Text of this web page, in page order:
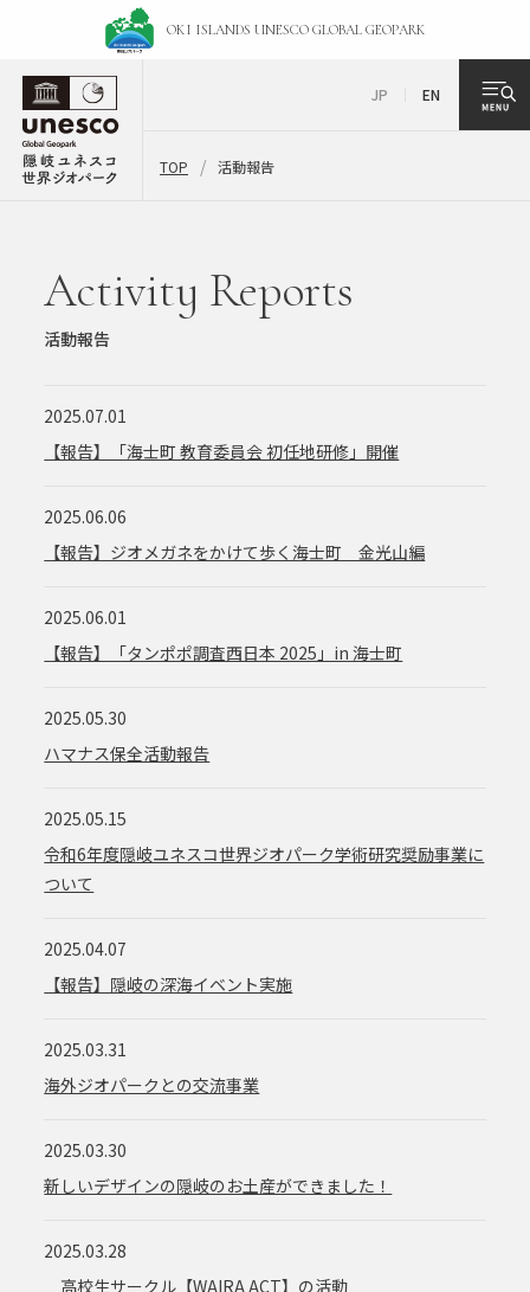
OKI ISLANDS UNESCO GLOBAL GEOPARK
JP EN
TOP 活動報告
Activity Reports
活動報告
2025.07.01
【報告】「海士町 教育委員会 初任地研修」開催
2025.06.06
【報告】ジオメガネをかけて歩く海士町 金光山編
2025.06.01
【報告】「タンポポ調査西日本 2025」in 海士町
2025.05.30
ハマナス保全活動報告
2025.05.15
令和6年度隠岐ユネスコ世界ジオパーク学術研究奨励事業に
ついて
2025.04.07
【報告】隠岐の深海イベント実施
2025.03.31
海外ジオパークとの交流事業
2025.03.30
新しいデザインの隠岐のお土産ができました！
2025.03.28
高校生サークル【WAIRA ACT】の活動